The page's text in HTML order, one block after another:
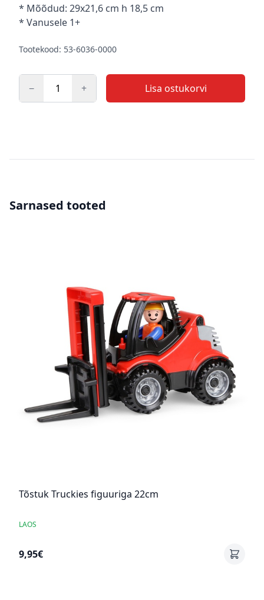
Kirjeldus
* Mõõdud: 29x21,6 cm h 18,5 cm
* Vanusele 1+
Tootekood: 53-6036-0000
− + Lisa ostukorvi
Sarnased tooted
Tõstuk Truckies figuuriga 22cm
LAOS
9,95€